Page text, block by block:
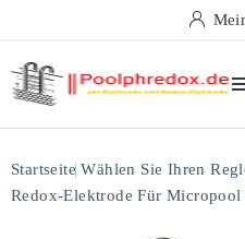
Startseite Wählen Sie Ihren
Redox-Elektrode Für Micropool